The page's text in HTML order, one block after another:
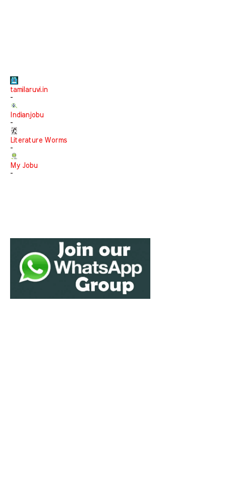
tamilaruvi.in
-
Indianjobu
-
Literature Worms
-
My Jobu
-